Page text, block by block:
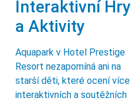
Interaktivní Hry
a Aktivity
Aquapark v Hotel Prestige
Resort nezapomíná ani na
starší děti, které ocení více
interaktivních a soutěžních